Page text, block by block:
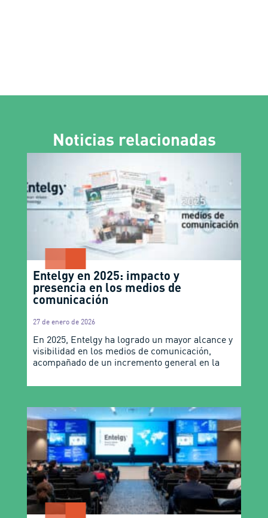
Noticias relacionadas
Entelgy en 2025: impacto y
presencia en los medios de
comunicación
27 de enero de 2026
En 2025, Entelgy ha logrado un mayor alcance y
visibilidad en los medios de comunicación,
acompañado de un incremento general en la